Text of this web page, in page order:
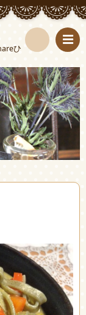
ひ
検
索